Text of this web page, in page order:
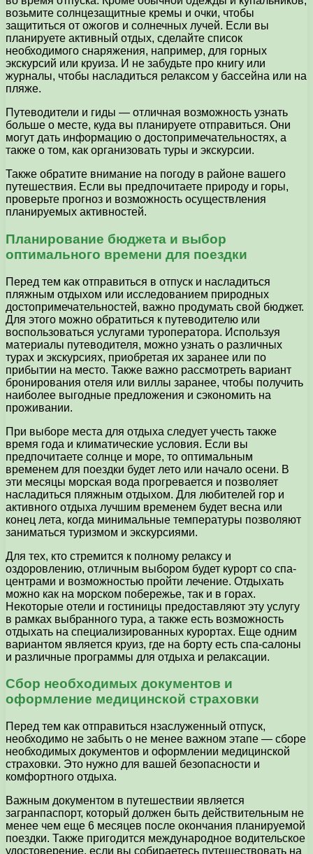
возьмите солнцезащитные кремы и очки, чтобы
защититься от ожогов и солнечных лучей. Если вы
планируете активный отдых, сделайте список
необходимого снаряжения, например, для горных
экскурсий или круиза. И не забудьте про книгу или
журналы, чтобы насладиться релаксом у бассейна или на
пляже.
Путеводители и гиды — отличная возможность узнать
больше о месте, куда вы планируете отправиться. Они
могут дать информацию о достопримечательностях, а
также о том, как организовать туры и экскурсии.
Также обратите внимание на погоду в районе вашего
путешествия. Если вы предпочитаете природу и горы,
проверьте прогноз и возможность осуществления
планируемых активностей.
Планирование бюджета и выбор
оптимального времени для поездки
Перед тем как отправиться в отпуск и насладиться
пляжным отдыхом или исследованием природных
достопримечательностей, важно продумать свой бюджет.
Для этого можно обратиться к путеводителю или
воспользоваться услугами туроператора. Используя
материалы путеводителя, можно узнать о различных
турах и экскурсиях, приобретая их заранее или по
прибытии на место. Также важно рассмотреть вариант
бронирования отеля или виллы заранее, чтобы получить
наиболее выгодные предложения и сэкономить на
проживании.
При выборе места для отдыха следует учесть также
время года и климатические условия. Если вы
предпочитаете солнце и море, то оптимальным
временем для поездки будет лето или начало осени. В
эти месяцы морская вода прогревается и позволяет
насладиться пляжным отдыхом. Для любителей гор и
активного отдыха лучшим временем будет весна или
конец лета, когда минимальные температуры позволяют
заниматься туризмом и экскурсиями.
Для тех, кто стремится к полному релаксу и
оздоровлению, отличным выбором будет курорт со спа-
центрами и возможностью пройти лечение. Отдыхать
можно как на морском побережье, так и в горах.
Некоторые отели и гостиницы предоставляют эту услугу
в рамках выбранного тура, а также есть возможность
отдыхать на специализированных курортах. Еще одним
вариантом является круиз, где на борту есть спа-салоны
и различные программы для отдыха и релаксации.
Сбор необходимых документов и
оформление медицинской страховки
Перед тем как отправиться нзаслуженный отпуск,
необходимо не забыть о не менее важном этапе — сборе
необходимых документов и оформлении медицинской
страховки. Это нужно для вашей безопасности и
комфортного отдыха.
Важным документом в путешествии является
загранпаспорт, который должен быть действительным не
менее чем еще 6 месяцев после окончания планируемой
поездки. Также пригодится международное водительское
удостоверение, если вы собираетесь путешествовать на